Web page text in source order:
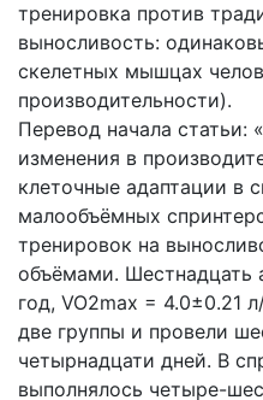
тренировка против
выносливость:
скелетных мышцах
производительности).
Перевод начала статьи:
изменения в
клеточные адаптации в
малообъёмных
тренировок на
объёмами. Шестнадцать
год, VO2max = 4.0±0.21
две группы и провели
четырнадцати дней. В
выполнялось четыре-